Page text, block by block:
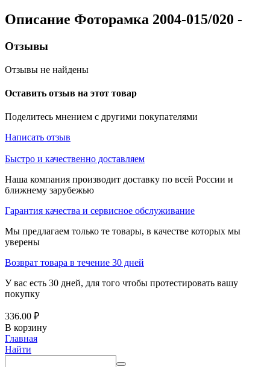
Описание Фоторамка 2004-015/020 -
Отзывы
Отзывы не найдены
Оставить отзыв на этот товар
Поделитесь мнением с другими покупателями
Написать отзыв
Быстро и качественно доставляем
Наша компания производит доставку по всей России и
ближнему зарубежью
Гарантия качества и сервисное обслуживание
Мы предлагаем только те товары, в качестве которых мы
уверены
Возврат товара в течение 30 дней
У вас есть 30 дней, для того чтобы протестировать вашу
покупку
336.00 ₽
В корзину
Главная
Найти